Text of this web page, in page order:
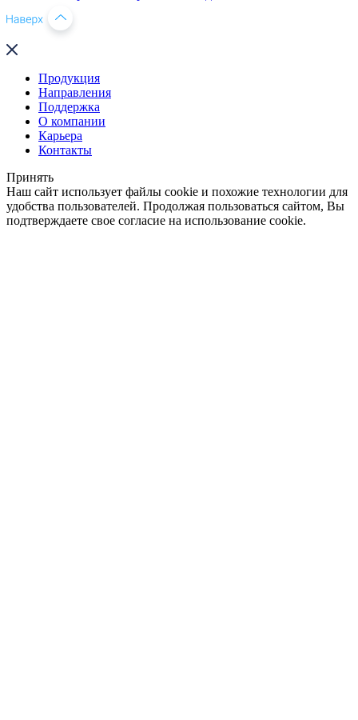
Продукция
Направления
Поддержка
О компании
Карьера
Контакты
Принять
Наш сайт использует файлы cookie и похожие технологии для
удобства пользователей. Продолжая пользоваться сайтом, Вы
подтверждаете свое согласие на использование cookie.